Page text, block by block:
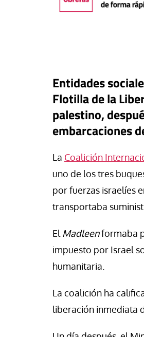
Entidades
Flotilla de la
palestino,
embarcaciones
La Coalición
uno de los tres
por fuerzas israelíes
transportaba
El Madleenformaba
impuesto por Israel
humanitaria.
La coalición ha
liberación inmediata
una pieza más en el
para el iliberalismo que
contra las democracias